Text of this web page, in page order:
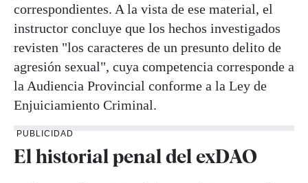
correspondientes. A la vista de ese material, el
instructor concluye que los hechos investigados
revisten "los caracteres de un presunto delito de
agresión sexual", cuya competencia corresponde a
la Audiencia Provincial conforme a la Ley de
Enjuiciamiento Criminal.
PUBLICIDAD
El historial penal del exDAO